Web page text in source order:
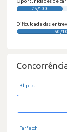
Oportunidades de
25/100
Dificuldade das
50/
Concorrência
Blip.pt
Farfetch